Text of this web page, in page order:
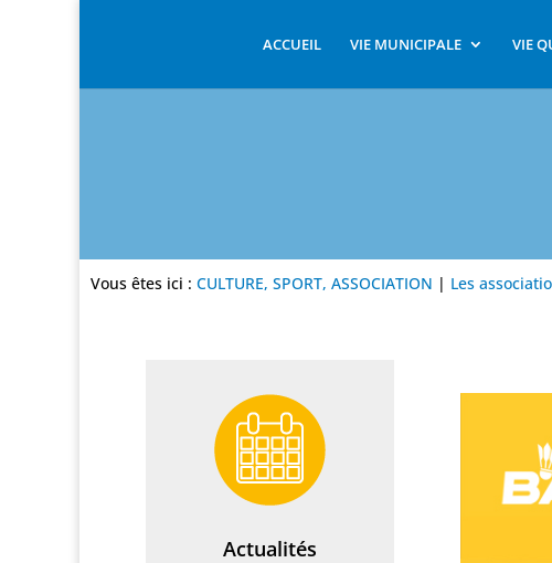
ACCUEIL VIE MUNICIPALE VIE
Vous êtes ici : CULTURE, SPORT, ASSOCIATION | Les
Actualités